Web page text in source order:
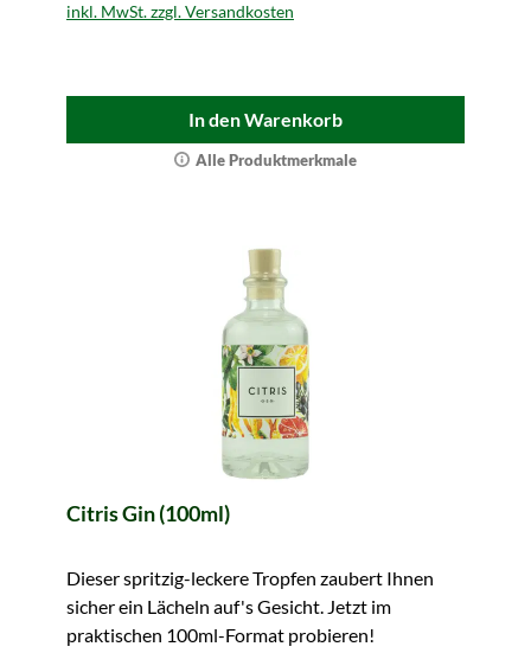
inkl. MwSt. zzgl. Versandkosten
In den Warenkorb
Alle Produktmerkmale
Citris Gin (100ml)
Dieser spritzig-leckere Tropfen zaubert Ihnen
sicher ein Lächeln auf's Gesicht. Jetzt im
praktischen 100ml-Format probieren!